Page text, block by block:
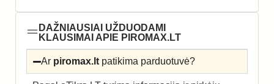
DAŽNIAUSIAI UŽDUODAMI
KLAUSIMAI APIE PIROMAX.LT
Ar piromax.lt patikima parduotuvė?